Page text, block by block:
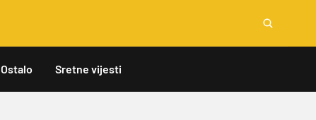
Ostalo Sretne vijesti